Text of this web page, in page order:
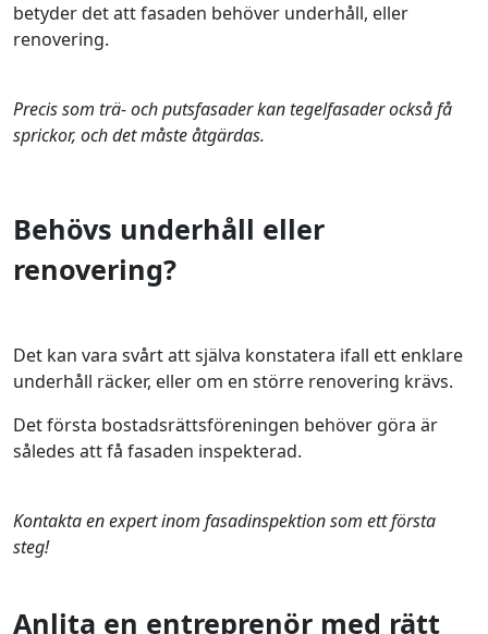
betyder det att fasaden behöver underhåll, eller
renovering.
Precis som trä- och putsfasader kan tegelfasader också få
sprickor, och det måste åtgärdas.
Behövs underhåll eller
renovering?
Det kan vara svårt att själva konstatera ifall ett enklare
underhåll räcker, eller om en större renovering krävs.
Det första bostadsrättsföreningen behöver göra är
således att få fasaden inspekterad.
Kontakta en expert inom fasadinspektion som ett första
steg!
Anlita en entreprenör med rätt